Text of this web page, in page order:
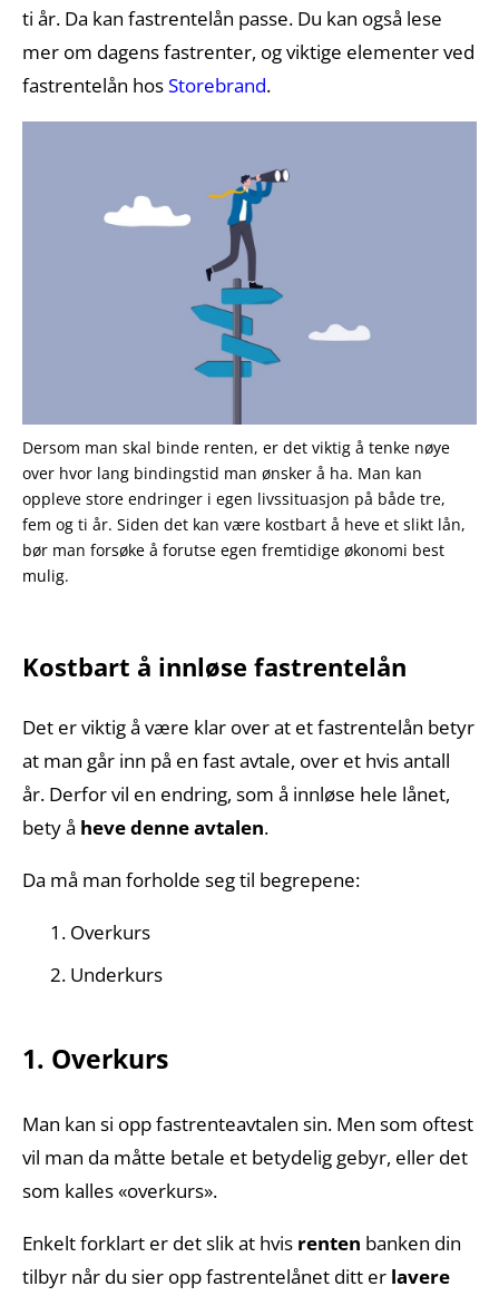
ti år. Da kan fastrentelån passe. Du kan også lese
mer om dagens fastrenter, og viktige elementer ved
fastrentelån hosStorebrand.
Dersom man skal binde renten, er det viktig å tenke nøye
over hvor lang bindingstid man ønsker å ha. Man kan
oppleve store endringer i egen livssituasjon på både tre,
fem og ti år. Siden det kan være kostbart å heve et slikt lån,
bør man forsøke å forutse egen fremtidige økonomi best
mulig.
Kostbart å innløse fastrentelån
Det er viktig å være klar over at et fastrentelån betyr
at man går inn på en fast avtale, over et hvis antall
år. Derfor vil en endring, som å innløse hele lånet,
bety å heve denne avtalen.
Da må man forholde seg til begrepene:
Overkurs
Underkurs
1. Overkurs
Man kan si opp fastrenteavtalen sin. Men som oftest
vil man da måtte betale et betydelig gebyr, eller det
som kalles «overkurs».
Enkelt forklart er det slik at hvis renten banken din
tilbyr når du sier opp fastrentelånet ditt er lavere